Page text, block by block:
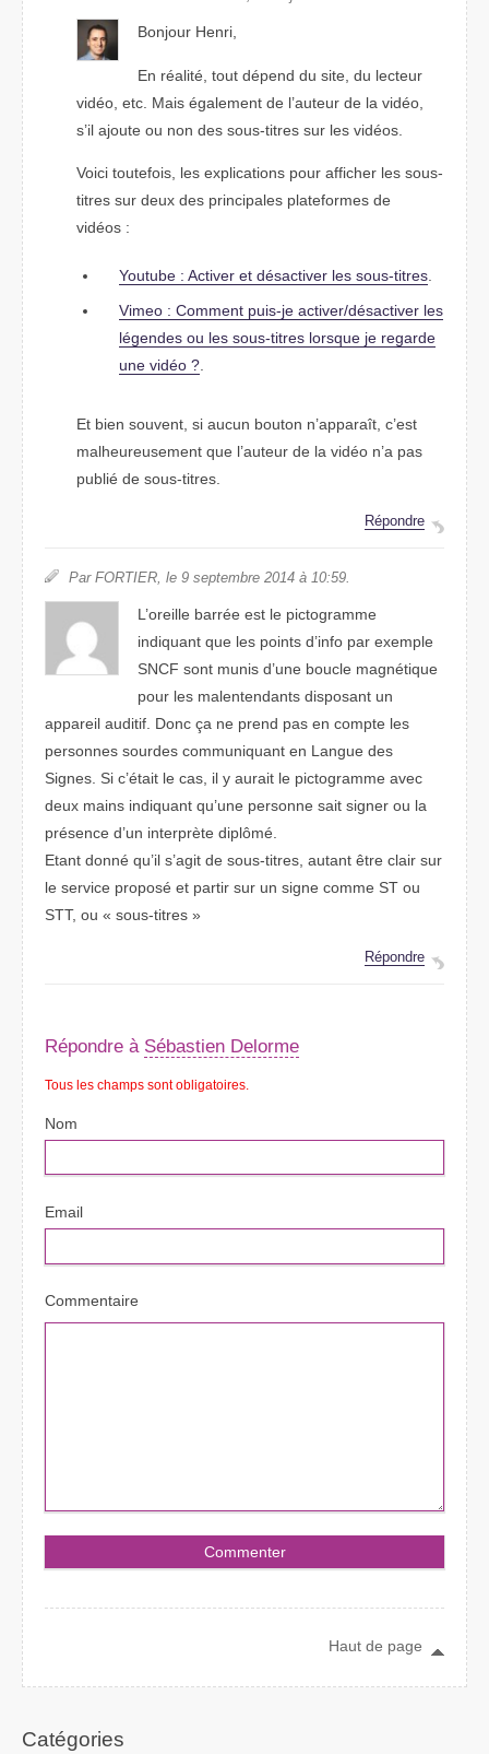
Bonjour Henri,
En réalité, tout dépend du site, du lecteur
vidéo, etc. Mais également de l’auteur de la vidéo,
s’il ajoute ou non des sous-titres sur les vidéos.
Voici toutefois, les explications pour afficher les sous-
titres sur deux des principales plateformes de
vidéos :
Youtube : Activer et désactiver les sous-titres
Vimeo : Comment puis-je activer/désactiver les
légendes ou les sous-titres lorsque je regarde
une vidéo ?
Et bien souvent, si aucun bouton n’apparaît, c’est
malheureusement que l’auteur de la vidéo n’a pas
publié de sous-titres.
Répondre
Par FORTIER, le 9 septembre 2014 à 10:59.
L’oreille barrée est le pictogramme
indiquant que les points d’info par exemple
SNCF sont munis d’une boucle magnétique
pour les malentendants disposant un
appareil auditif. Donc ça ne prend pas en compte les
personnes sourdes communiquant en Langue des
Signes. Si c’était le cas, il y aurait le pictogramme avec
deux mains indiquant qu’une personne sait signer ou la
présence d’un interprète diplômé.
Etant donné qu’il s’agit de sous-titres, autant être clair sur
le service proposé et partir sur un signe comme ST ou
STT, ou « sous-titres »
Répondre
Répondre à Sébastien Delorme
Tous les champs sont obligatoires.
Nom
Email
Commentaire
Haut de page
Catégories